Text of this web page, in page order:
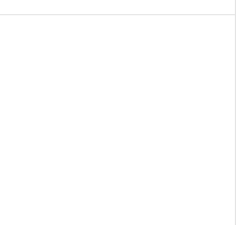
mohou lišit.Hmotnost: 200